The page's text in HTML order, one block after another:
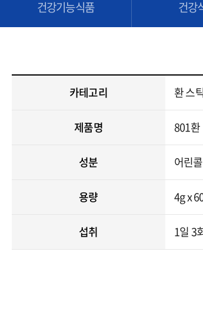
건강기능식품 건강
카테고리 환 스
제품명 801환
성분 어린
용량 4g x
섭취 1일 3